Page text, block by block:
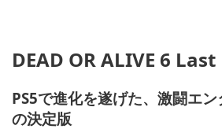
DEAD OR ALIVE 6
PS5で進化を遂げた、激闘エ
の決定版